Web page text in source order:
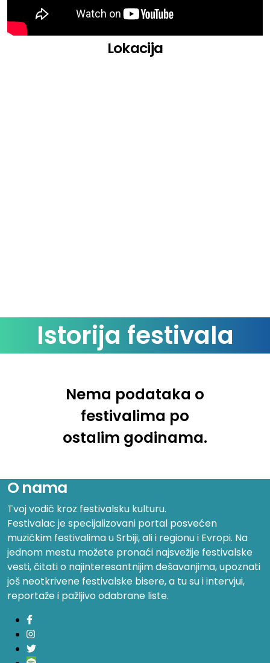
Lulah Francs
Obskür
OKO
Lokacija
Istorija festivala
Nema podataka o
festivalima po
ostalim godinama.
O nama
Tvoj vodič kroz festivalsku kulturu.
Festivalac je specijalizovani portal posvećen
muzičkim festivalima u Srbiji, ali i regionu i Evropi. Na
jednom mestu možete pronaći najsvežije festivalske
vesti, čitati o najinteresantnijim dešavanjima, upoznati
još neotkrivene festivalske bisere, a tu su i intervjui,
reportaže i pažljivo odabrane liste.